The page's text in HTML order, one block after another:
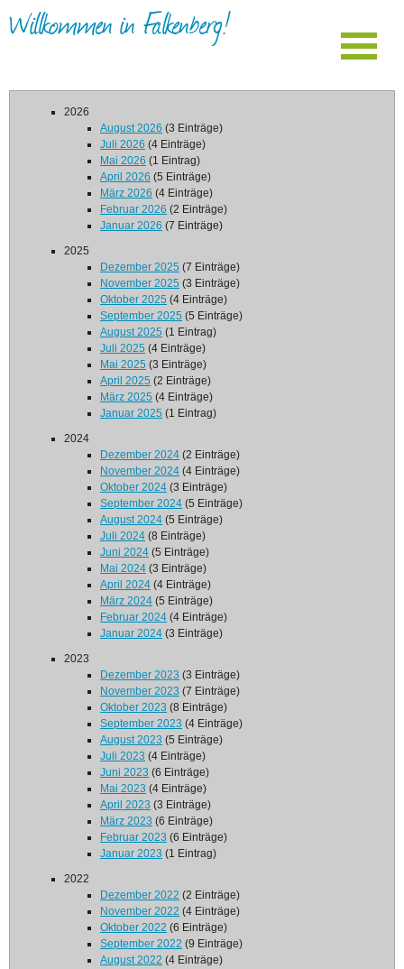
Willkommen in Falkenberg!
2026
August 2026 (3 Einträge)
Juli 2026 (4 Einträge)
Mai 2026 (1 Eintrag)
April 2026 (5 Einträge)
März 2026 (4 Einträge)
Februar 2026 (2 Einträge)
Januar 2026 (7 Einträge)
2025
Dezember 2025 (7 Einträge)
November 2025 (3 Einträge)
Oktober 2025 (4 Einträge)
September 2025 (5 Einträge)
August 2025 (1 Eintrag)
Juli 2025 (4 Einträge)
Mai 2025 (3 Einträge)
April 2025 (2 Einträge)
März 2025 (4 Einträge)
Januar 2025 (1 Eintrag)
2024
Dezember 2024 (2 Einträge)
November 2024 (4 Einträge)
Oktober 2024 (3 Einträge)
September 2024 (5 Einträge)
August 2024 (5 Einträge)
Juli 2024 (8 Einträge)
Juni 2024 (5 Einträge)
Mai 2024 (3 Einträge)
April 2024 (4 Einträge)
März 2024 (5 Einträge)
Februar 2024 (4 Einträge)
Januar 2024 (3 Einträge)
2023
Dezember 2023 (3 Einträge)
November 2023 (7 Einträge)
Oktober 2023 (8 Einträge)
September 2023 (4 Einträge)
August 2023 (5 Einträge)
Juli 2023 (4 Einträge)
Juni 2023 (6 Einträge)
Mai 2023 (4 Einträge)
April 2023 (3 Einträge)
März 2023 (6 Einträge)
Februar 2023 (6 Einträge)
Januar 2023 (1 Eintrag)
2022
Dezember 2022 (2 Einträge)
November 2022 (4 Einträge)
Oktober 2022 (6 Einträge)
September 2022 (9 Einträge)
August 2022 (4 Einträge)